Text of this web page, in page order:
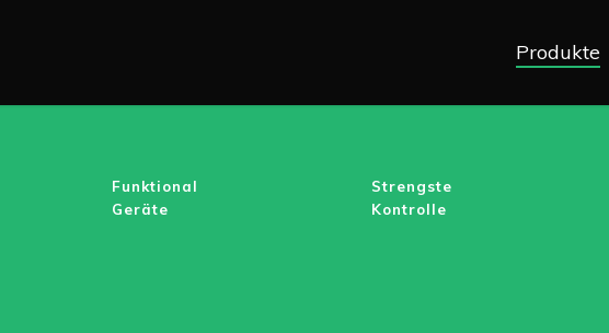
Produkte
Funktional
Geräte
Strengste
Kontrolle